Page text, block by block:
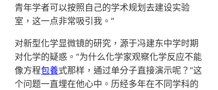
青年学者可以按照自己的学术规划去建设实验
室，这一点非常吸引我。”
对新型化学显微镜的研究，源于冯建东中学时期
对化学的疑惑。“为什么化学家观察化学反应不能
像方程包養式那样，通过单分子直接演示呢？”这
个问题一直埋在他心中。历经多年在不同学科的